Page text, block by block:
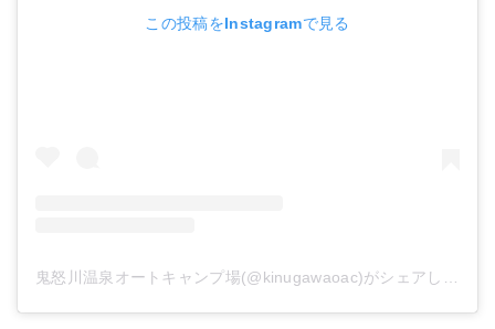
この投稿をInstagramで見る
鬼怒川温泉オートキャンプ場(@kinugawaoac)がシェアした投稿